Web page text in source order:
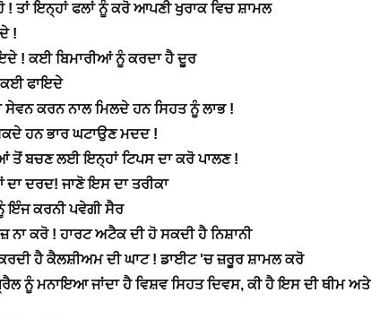
ਤਾਂ ਇਨ੍ਹਾਂ ਫਲਾਂ ਨੂੰ ਕਰੋ ਆਪਣੀ ਖੁਰਾਕ ਵਿਚ ਸ਼ਾਮਲ
!
! ਕਈ ਬਿਮਾਰੀਆਂ ਨੂੰ ਕਰਦਾ ਹੈ ਦੂਰ
ਕਈ ਫਾਇਦੇ
ਸੇਵਨ ਕਰਨ ਨਾਲ ਮਿਲਦੇ ਹਨ ਸਿਹਤ ਨੂੰ ਲਾਭ !
ਹਨ ਭਾਰ ਘਟਾਉਣ ਮਦਦ !
ਤੋਂ ਬਚਣ ਲਈ ਇਨ੍ਹਾਂ ਟਿਪਸ ਦਾ ਕਰੋ ਪਾਲਣ !
ਦਰਦ! ਜਾਣੋ ਇਸ ਦਾ ਤਰੀਕਾ
ਇੰਜ ਕਰਨੀ ਪਵੇਗੀ ਸੈਰ
ਕਰੋ ! ਹਾਰਟ ਅਟੈਕ ਦੀ ਹੋ ਸਕਦੀ ਹੈ ਨਿਸ਼ਾਨੀ
ਹੈ ਕੈਲਸ਼ੀਅਮ ਦੀ ਘਾਟ ! ਡਾਈਟ 'ਚ ਜ਼ਰੂਰ ਸ਼ਾਮਲ ਕਰੋ
ਨੂੰ ਮਨਾਇਆ ਜਾਂਦਾ ਹੈ ਵਿਸ਼ਵ ਸਿਹਤ ਦਿਵਸ, ਕੀ ਹੈ ਇਸ ਦੀ ਥੀਮ ਅਤੇ